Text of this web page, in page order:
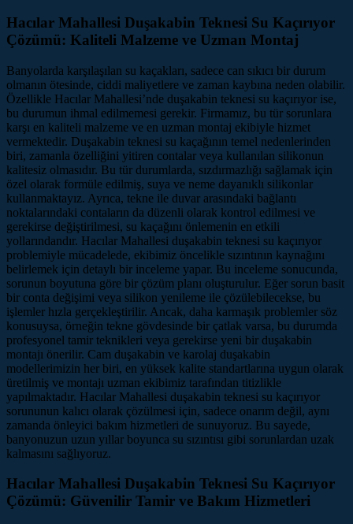
Hacılar Mahallesi Duşakabin Teknesi Su Kaçırıyor
Çözümü: Kaliteli Malzeme ve Uzman Montaj
Banyolarda karşılaşılan su kaçakları, sadece can sıkıcı bir durum
olmanın ötesinde, ciddi maliyetlere ve zaman kaybına neden olabilir.
Özellikle Hacılar Mahallesi’nde duşakabin teknesi su kaçırıyor ise,
bu durumun ihmal edilmemesi gerekir. Firmamız, bu tür sorunlara
karşı en kaliteli malzeme ve en uzman montaj ekibiyle hizmet
vermektedir. Duşakabin teknesi su kaçağının temel nedenlerinden
biri, zamanla özelliğini yitiren contalar veya kullanılan silikonun
kalitesiz olmasıdır. Bu tür durumlarda, sızdırmazlığı sağlamak için
özel olarak formüle edilmiş, suya ve neme dayanıklı silikonlar
kullanmaktayız. Ayrıca, tekne ile duvar arasındaki bağlantı
noktalarındaki contaların da düzenli olarak kontrol edilmesi ve
gerekirse değiştirilmesi, su kaçağını önlemenin en etkili
yollarındandır. Hacılar Mahallesi duşakabin teknesi su kaçırıyor
problemiyle mücadelede, ekibimiz öncelikle sızıntının kaynağını
belirlemek için detaylı bir inceleme yapar. Bu inceleme sonucunda,
sorunun boyutuna göre bir çözüm planı oluşturulur. Eğer sorun basit
bir conta değişimi veya silikon yenileme ile çözülebilecekse, bu
işlemler hızla gerçekleştirilir. Ancak, daha karmaşık problemler söz
konusuysa, örneğin tekne gövdesinde bir çatlak varsa, bu durumda
profesyonel tamir teknikleri veya gerekirse yeni bir duşakabin
montajı önerilir. Cam duşakabin ve karolaj duşakabin
modellerimizin her biri, en yüksek kalite standartlarına uygun olarak
üretilmiş ve montajı uzman ekibimiz tarafından titizlikle
yapılmaktadır. Hacılar Mahallesi duşakabin teknesi su kaçırıyor
sorununun kalıcı olarak çözülmesi için, sadece onarım değil, aynı
zamanda önleyici bakım hizmetleri de sunuyoruz. Bu sayede,
banyonuzun uzun yıllar boyunca su sızıntısı gibi sorunlardan uzak
kalmasını sağlıyoruz.
Hacılar Mahallesi Duşakabin Teknesi Su Kaçırıyor
Çözümü: Güvenilir Tamir ve Bakım Hizmetleri